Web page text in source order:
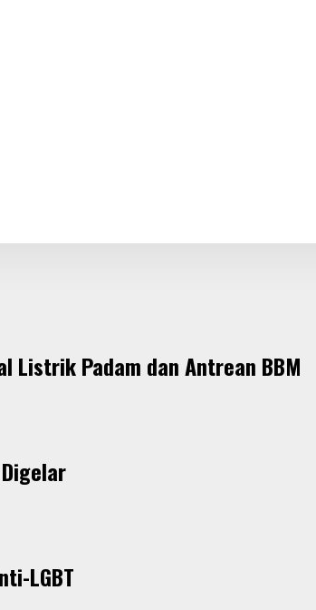
Listrik Padam dan Antrean BBM
LGBT